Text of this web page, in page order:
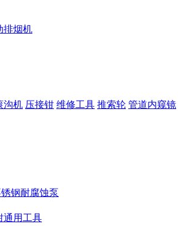
排烟机
沟机 压接钳 维修工具 推索轮 管道内窥镜
钢耐腐蚀泵
通用工具